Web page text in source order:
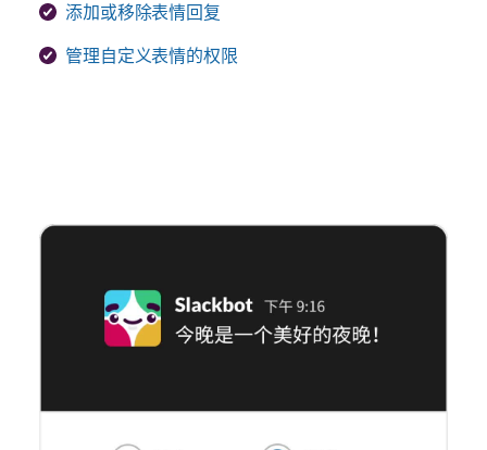
添加或移除表情回复
管理自定义表情的权限